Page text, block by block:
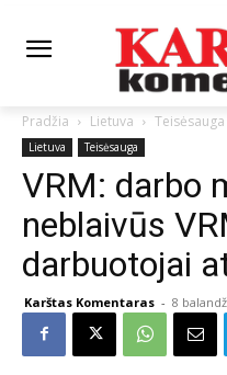
Pradžia Lietuva Teisėsauga
Lietuva Teisėsauga
VRM: darbo
neblaivūs
darbuotojai
Karštas Komentaras - 8